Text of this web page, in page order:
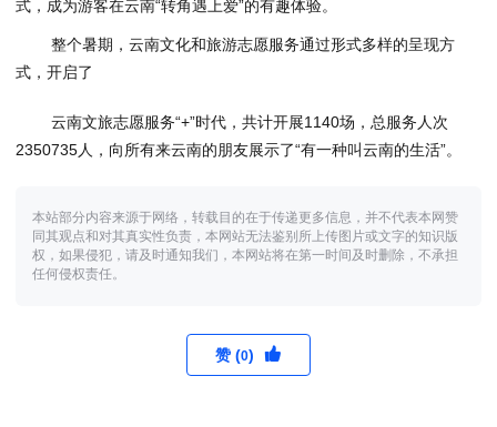
式，成为游客在云南“转角遇上爱”的有趣体验。
整个暑期，云南文化和旅游志愿服务通过形式多样的呈现方
式，开启了
云南文旅志愿服务“+”时代， 共计开展1140场，总服务人次
2350735人，向所有来云南的朋友展示了“有一种叫云南的生活”。
本站部分内容来源于网络，转载目的在于传递更多信息，并不代表本网赞
同其观点和对其真实性负责，本网站无法鉴别所上传图片或文字的知识版
权，如果侵犯，请及时通知我们，本网站将在第一时间及时删除，不承担
任何侵权责任。
赞 (0)